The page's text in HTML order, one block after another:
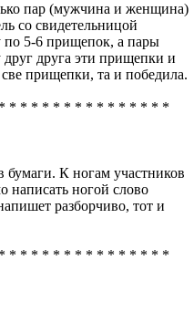
пар (мужчина и женщина)
со свидетельницой
по 5-6 прищепок, а пары
друга эти прищепки и
прищепки, та и победила.
* * * * * * * * * * * * * * *
бумаги. К ногам участников
написать ногой слово
разборчиво, тот и
* * * * * * * * * * * * * * *